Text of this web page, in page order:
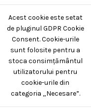
Acest cookie este setat
de pluginul GDPR Cookie
Consent. Cookie-urile
sunt folosite pentru a
stoca consimțământul
utilizatorului pentru
cookie-urile din
categoria „Necesare”.